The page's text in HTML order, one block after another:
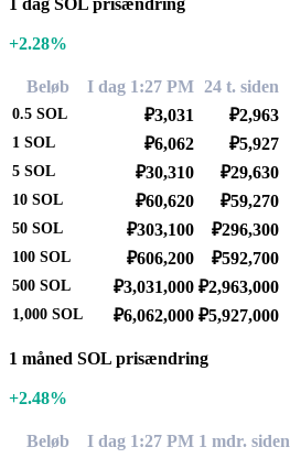
+2.28%
Beløb I dag 1:27 PM 24 t. siden
0.5 SOL ₽3,031 ₽2,963
1 SOL ₽6,062 ₽5,927
5 SOL ₽30,310 ₽29,630
10 SOL ₽60,620 ₽59,270
50 SOL ₽303,100 ₽296,300
100 SOL ₽606,200 ₽592,700
500 SOL ₽3,031,000 ₽2,963,000
1,000 SOL ₽6,062,000 ₽5,927,000
1 måned SOL prisændring
+2.48%
Beløb I dag 1:27 PM 1 mdr. siden